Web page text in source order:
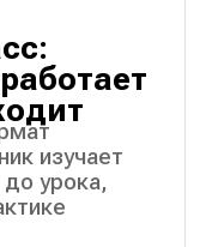
изучает
урока,